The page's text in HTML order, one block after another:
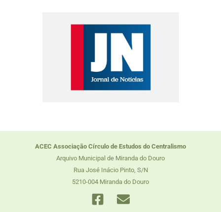
ACEC Associação Círculo de Estudos do Centralismo
Arquivo Municipal de Miranda do Douro
Rua José Inácio Pinto, S/N
5210-004 Miranda do Douro